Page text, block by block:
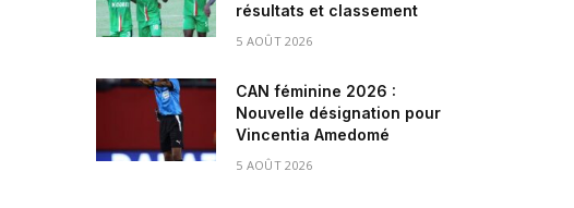
résultats et classement
5 AOÛT 2026
CAN féminine 2026 :
Nouvelle désignation pour
Vincentia Amedomé
5 AOÛT 2026